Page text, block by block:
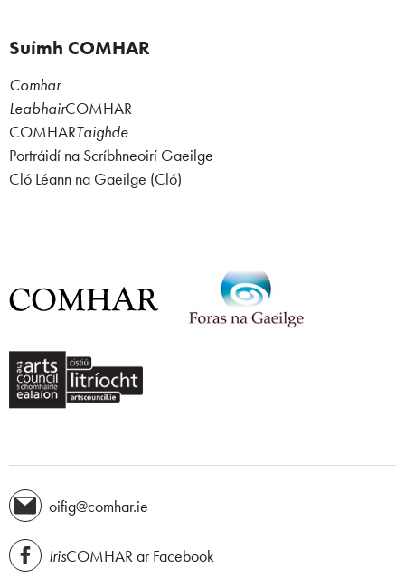
Suímh COMHAR
Comhar
LeabhairCOMHAR
COMHARTaighde
Portráidí na Scríbhneoirí Gaeilge
Cló Léann na Gaeilge (Cló)
oifig@comhar.ie
IrisCOMHAR ar Facebook